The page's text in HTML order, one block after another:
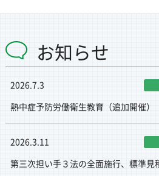
お知らせ
2026.7.3
熱中症予防労働衛生教育（追加開催）
2026.3.11
第三次担い手３法の全面施行、標準見